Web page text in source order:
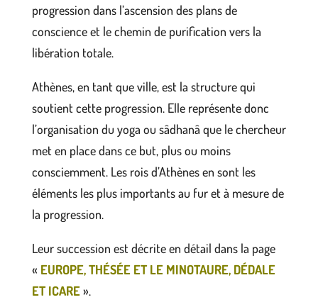
progression dans l’ascension des plans de
conscience et le chemin de purification vers la
libération totale.
Athènes, en tant que ville, est la structure qui
soutient cette progression. Elle représente donc
l’organisation du yoga ou sâdhanâ que le chercheur
met en place dans ce but, plus ou moins
consciemment. Les rois d’Athènes en sont les
éléments les plus importants au fur et à mesure de
la progression.
Leur succession est décrite en détail dans la page
« EUROPE, THÉSÉE ET LE MINOTAURE, DÉDALE
ET ICARE».